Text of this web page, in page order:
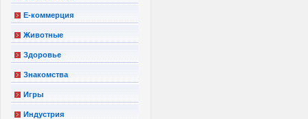
Е-коммерция
Животные
Здоровье
Знакомства
Игры
Индустрия